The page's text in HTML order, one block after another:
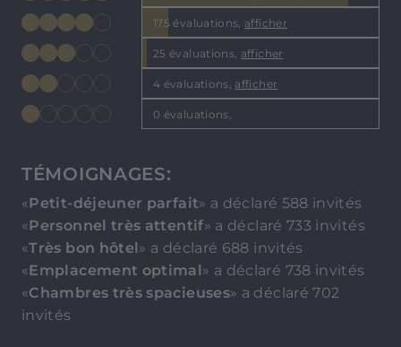
175 évaluations, afficher
25 évaluations, afficher
4 évaluations, afficher
0 évaluations,
TÉMOIGNAGES:
«Petit-déjeuner parfait» a déclaré 588 invités
«Personnel très attentif» a déclaré 733 invités
«Très bon hôtel» a déclaré 688 invités
«Emplacement optimal» a déclaré 738 invités
«Chambres très spacieuses» a déclaré 702
invités